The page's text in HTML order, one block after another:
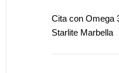
Cita con Omega
Starlite Marbella